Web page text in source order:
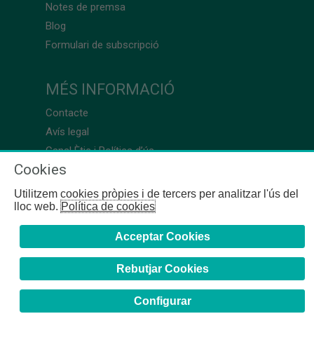
Notes de premsa
Blog
Formulari de subscripció
MÉS INFORMACIÓ
Contacte
Avís legal
Canal Ètic i Política d’ús
Cookies
Utilitzem cookies pròpies i de tercers per analitzar l'ús del
lloc web.Política de cookies
Acceptar Cookies
Rebutjar Cookies
Configurar